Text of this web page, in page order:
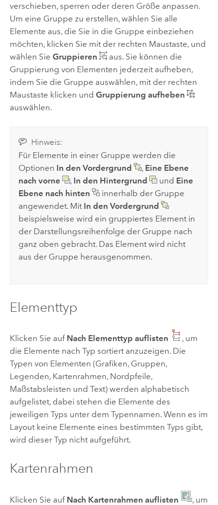
verschieben, sperren oder deren Größe anpassen.
Um eine Gruppe zu erstellen, wählen Sie alle
Elemente aus, die Sie in die Gruppe einbeziehen
möchten, klicken Sie mit der rechten Maustaste, und
wählen Sie Gruppieren
aus. Sie können die
Gruppierung von Elementen jederzeit aufheben,
indem Sie die Gruppe auswählen, mit der rechten
Maustaste klicken und Gruppierung aufheben
auswählen.
Hinweis:
Für Elemente in einer Gruppe werden die
Optionen In den Vordergrund , Eine Ebene
nach vorne
, In den Hintergrund und Eine
Ebene nach hinten
innerhalb der Gruppe
angewendet. Mit In den Vordergrund
beispielsweise wird ein gruppiertes Element in
der Darstellungsreihenfolge der Gruppe nach
ganz oben gebracht. Das Element wird nicht
aus der Gruppe herausgenommen.
Elementtyp
Klicken Sie auf Nach Elementtyp auflisten
, um
die Elemente nach Typ sortiert anzuzeigen. Die
Typen von Elementen (Grafiken, Gruppen,
Legenden, Kartenrahmen, Nordpfeile,
Maßstabsleisten und Text) werden alphabetisch
aufgelistet, dabei stehen die Elemente des
jeweiligen Typs unter dem Typennamen. Wenn es im
Layout keine Elemente eines bestimmten Typs gibt,
wird dieser Typ nicht aufgeführt.
Kartenrahmen
Klicken Sie auf Nach Kartenrahmen auflisten
, um